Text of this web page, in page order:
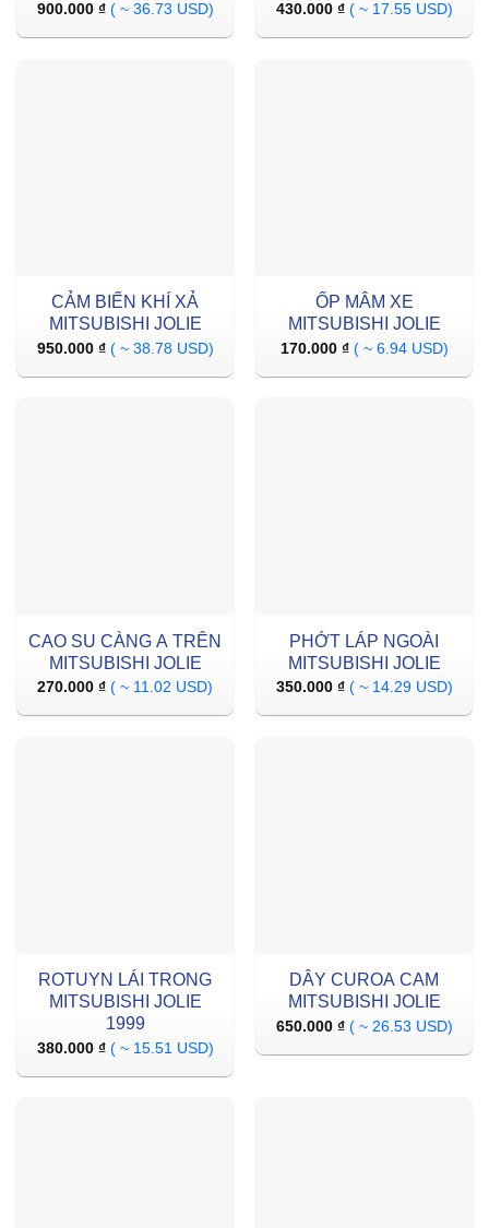
900.000 ₫ ( ~ 36.73 USD) 430.000 ₫ ( ~ 17.55 USD)
CẢM BIẾN KHÍ XẢ
MITSUBISHI JOLIE
950.000 ₫ ( ~ 38.78 USD)
ỐP MÂM XE
MITSUBISHI JOLIE
170.000 ₫ ( ~ 6.94 USD)
CAO SU CÀNG A TRÊN
MITSUBISHI JOLIE
270.000 ₫ ( ~ 11.02 USD)
PHỚT LÁP NGOÀI
MITSUBISHI JOLIE
350.000 ₫ ( ~ 14.29 USD)
ROTUYN LÁI TRONG
MITSUBISHI JOLIE
1999
380.000 ₫ ( ~ 15.51 USD)
DÂY CUROA CAM
MITSUBISHI JOLIE
650.000 ₫ ( ~ 26.53 USD)